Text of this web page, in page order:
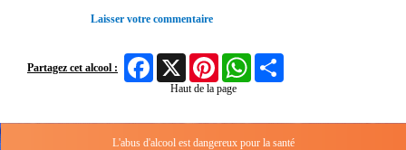
Laisser votre commentaire
Partagez cet alcool :
FacebookX Pinterest WhatsApp
Haut de la page
L'abus d'alcool est dangereux pour la santé